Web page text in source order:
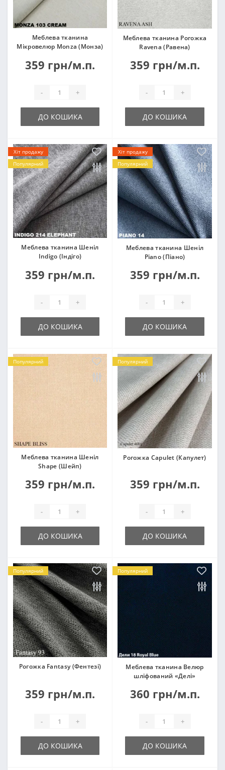
Меблева тканина
Мікровелюр Monza (Монза)
359 грн/м.п.
- +
ДО КОШИКА
Меблева тканина Рогожка
Ravena (Равена)
359 грн/м.п.
- +
ДО КОШИКА
Хіт продажу
Популярний
Меблева тканина Шеніл
Indigo (Індіго)
359 грн/м.п.
- +
ДО КОШИКА
Хіт продажу
Популярний
Меблева тканина Шеніл
Piano (Піано)
359 грн/м.п.
- +
ДО КОШИКА
Популярний
Меблева тканина Шеніл
Shape (Шейп)
359 грн/м.п.
- +
ДО КОШИКА
Популярний
Рогожка Capulet (Капулет)
359 грн/м.п.
- +
ДО КОШИКА
Популярний
Рогожка Fantasy (Фентезі)
359 грн/м.п.
- +
ДО КОШИКА
Популярний
Меблева тканина Велюр
шліфований «Делі»
360 грн/м.п.
- +
ДО КОШИКА